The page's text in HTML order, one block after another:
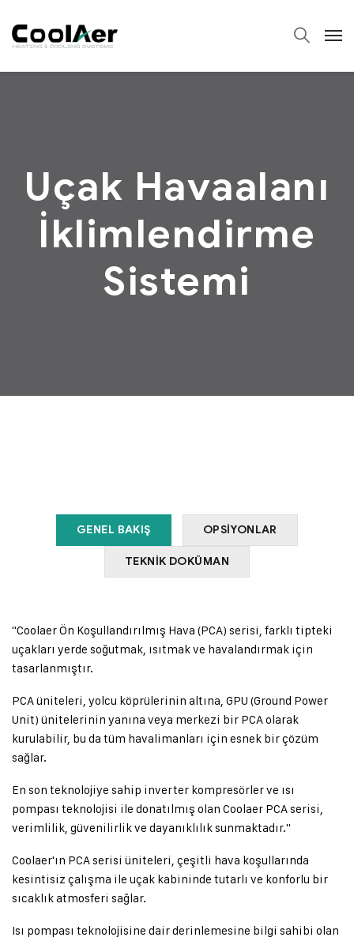
Uçak Havaalanı
İklimlendirme
Sistemi
GENEL BAKIŞ OPSİYONLAR
TEKNİK DOKÜMAN
"Coolaer Ön Koşullandırılmış Hava (PCA) serisi, farklı tipteki
uçakları yerde soğutmak, ısıtmak ve havalandırmak için
tasarlanmıştır.
PCA üniteleri, yolcu köprülerinin altına, GPU (Ground Power
Unit) ünitelerinin yanına veya merkezi bir PCA olarak
kurulabilir, bu da tüm havalimanları için esnek bir çözüm
sağlar.
En son teknolojiye sahip inverter kompresörler ve ısı
pompası teknolojisi ile donatılmış olan Coolaer PCA serisi,
verimlilik, güvenilirlik ve dayanıklılık sunmaktadır."
Coolaer'ın PCA serisi üniteleri, çeşitli hava koşullarında
kesintisiz çalışma ile uçak kabininde tutarlı ve konforlu bir
sıcaklık atmosferi sağlar.
Isı pompası teknolojisine dair derinlemesine bilgi sahibi olan